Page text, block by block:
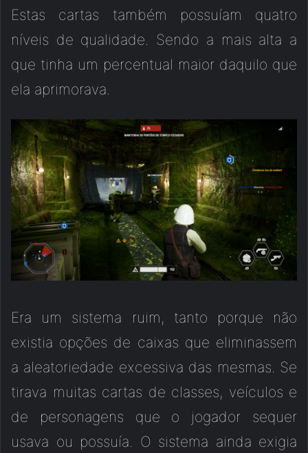
Estas cartas também possuíam quatro
níveis de qualidade. Sendo a mais alta a
que tinha um percentual maior daquilo que
ela aprimorava.
Era um sistema ruim, tanto porque não
existia opções de caixas que eliminassem
a aleatoriedade excessiva das mesmas. Se
tirava muitas cartas de classes, veículos e
de personagens que o jogador sequer
usava ou possuía. O sistema ainda exigia